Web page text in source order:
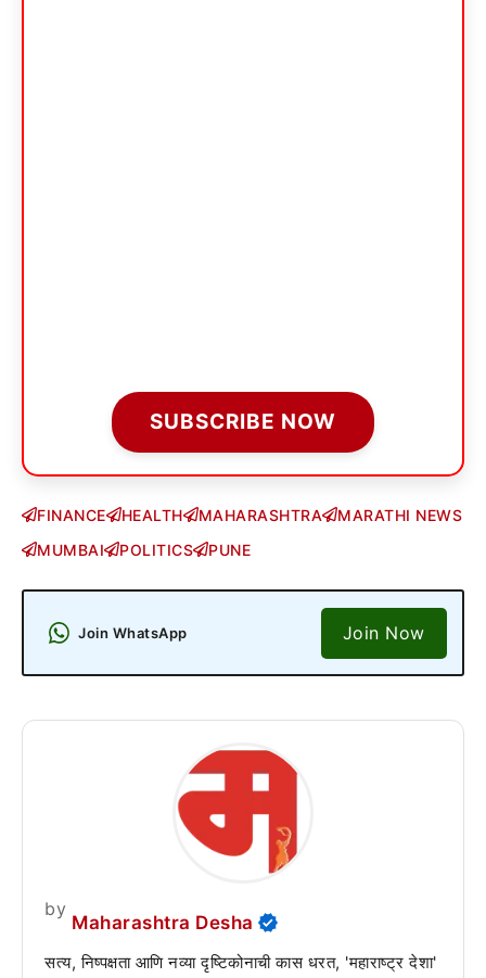
SUBSCRIBE NOW
FINANCE HEALTH MAHARASHTRA
MARATHI NEWS
MUMBAI
POLITICS PUNE
Join WhatsApp Join Now
by
Maharashtra Desha
सत्य, निष्पक्षता आणि नव्या दृष्टिकोनाची कास धरत, 'महाराष्ट्र देशा'